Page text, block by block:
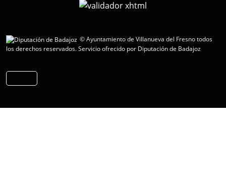
© Ayuntamiento de Villanueva del Fresno todos
los derechos reservados.Servicio ofrecido por Diputación de Badajoz